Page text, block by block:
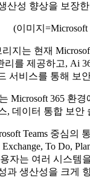
산성 향상을 보장
(이미지
지는 현재
리를 제공하고, Ai
서비스를 통해 보
Microsoft 365 환
, 데이터 통합 보안
Teams 중심
To Do,
자는 여러 시스템
과 생산성을 크게